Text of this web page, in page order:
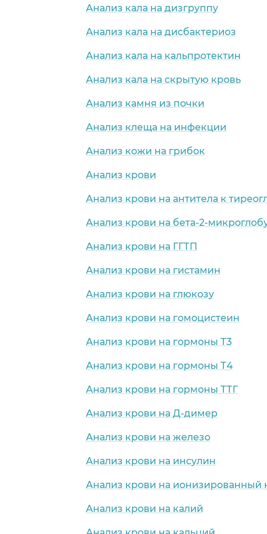
Анализ кала на дизгруппу
Анализ кала на дисбактериоз
Анализ кала на кальпротектин
Анализ кала на скрытую кровь
Анализ камня из почки
Анализ клеща на инфекции
Анализ кожи на грибок
Анализ крови
Анализ крови на антитела к
Анализ крови на бета-2-
Анализ крови на ГГТП
Анализ крови на гистамин
Анализ крови на глюкозу
Анализ крови на гомоцистеин
Анализ крови на гормоны Т3
Анализ крови на гормоны Т4
Анализ крови на гормоны ТТГ
Анализ крови на Д-димер
Анализ крови на железо
Анализ крови на инсулин
Анализ крови на ионизированный
Анализ крови на калий